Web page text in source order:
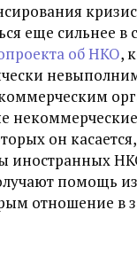
еще сильнее в
об НКО,
некоммерческие
он
иностранных
помощь
отношение в